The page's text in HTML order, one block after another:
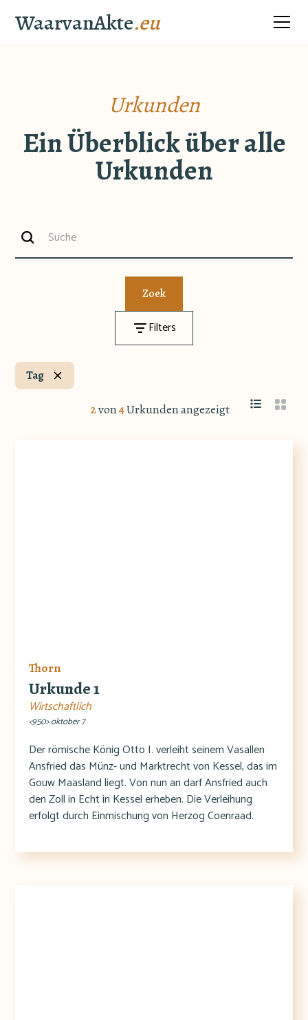
WaarvanAkte.eu
Urkunden
Ein Überblick über alle
Urkunden
Filters
Tag
2von4Urkunden angezeigt
Thorn
Urkunde 1
Wirtschaftlich
<950> oktober 7
Der römische König Otto I. verleiht seinem Vasallen
Ansfried das Münz- und Marktrecht von Kessel, das im
Gouw Maasland liegt. Von nun an darf Ansfried auch
den Zoll in Echt in Kessel erheben. Die Verleihung
erfolgt durch Einmischung von Herzog Coenraad.